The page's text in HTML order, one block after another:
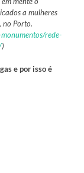
a mulheres
, no Porto.
rede-
)
e por isso é